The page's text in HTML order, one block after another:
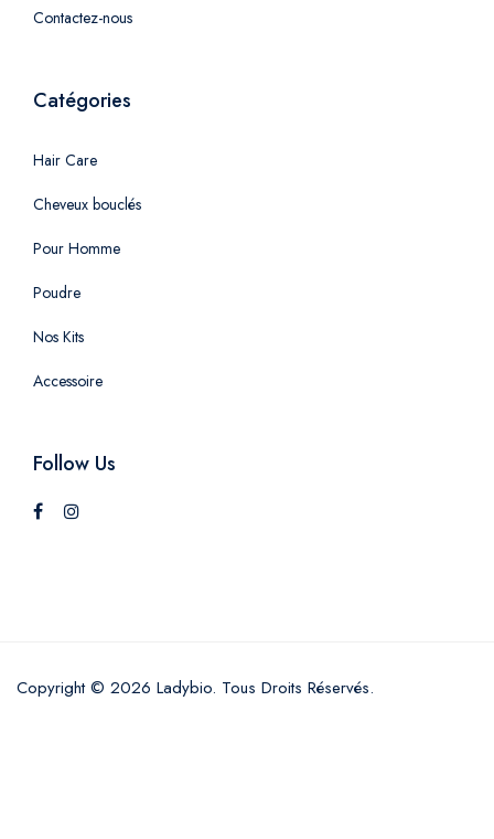
Contactez-nous
Catégories
Hair Care
Cheveux bouclés
Pour Homme
Poudre
Nos Kits
Accessoire
Follow Us
Copyright © 2026 Ladybio. Tous Droits Réservés.